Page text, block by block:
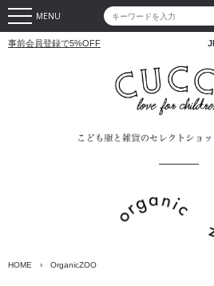
MENU
事前会員登録で5%OFF
HOME › OrganicZOO